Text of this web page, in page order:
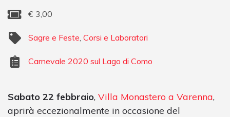
€ 3,00
Sagre e Feste Corsi e Laboratori
Carnevale 2020 sul Lago di Como
Sabato 22 febbraio, Villa Monastero a Varenna,
aprirà eccezionalmente in occasione del